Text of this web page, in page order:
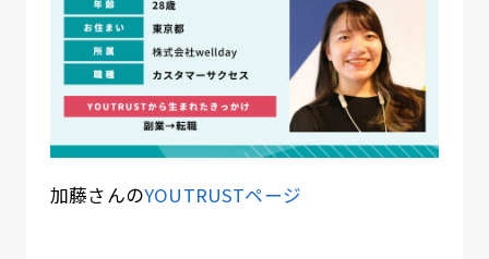
加藤さんのYOUTRUSTページ